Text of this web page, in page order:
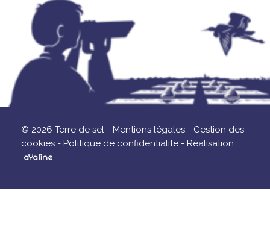
© 2026 Terre de sel - Mentions légales - Gestion des
cookies - Politique de confidentialite - Réalisation